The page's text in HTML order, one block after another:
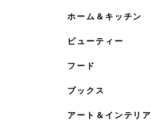
ホーム＆キッチン
ビューティー
フード
ブックス
アート＆インテリア